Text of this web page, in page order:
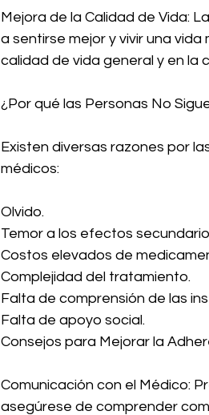
Mejora de la Calidad de Vida:
a sentirse mejor y vivir una
calidad de vida general y en la
¿Por qué las Personas No
Existen diversas razones por
médicos:
Olvido.
Temor a los efectos
Costos elevados de
Complejidad del tratamiento.
Falta de comprensión de las
Falta de apoyo social.
Consejos para Mejorar la
Comunicación con el Médico:
asegúrese de comprender